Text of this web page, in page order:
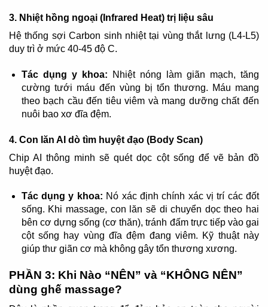
3. Nhiệt hồng ngoại (Infrared Heat) trị liệu sâu
Hệ thống sợi Carbon sinh nhiệt tại vùng thắt lưng (L4-L5)
duy trì ở mức 40-45 độ C.
Tác dụng y khoa: Nhiệt nóng làm giãn mạch, tăng
cường tưới máu đến vùng bị tổn thương. Máu mang
theo bạch cầu đến tiêu viêm và mang dưỡng chất đến
nuôi bao xơ đĩa đệm.
4. Con lăn AI dò tìm huyệt đạo (Body Scan)
Chip AI thông minh sẽ quét dọc cột sống để vẽ bản đồ
huyệt đạo.
Tác dụng y khoa: Nó xác định chính xác vị trí các đốt
sống. Khi massage, con lăn sẽ di chuyển dọc theo hai
bên cơ dựng sống (cơ thăn), tránh đấm trực tiếp vào gai
cột sống hay vùng đĩa đệm đang viêm. Kỹ thuật này
giúp thư giãn cơ mà không gây tổn thương xương.
PHẦN 3: Khi Nào “NÊN” và “KHÔNG NÊN”
dùng ghế massage?